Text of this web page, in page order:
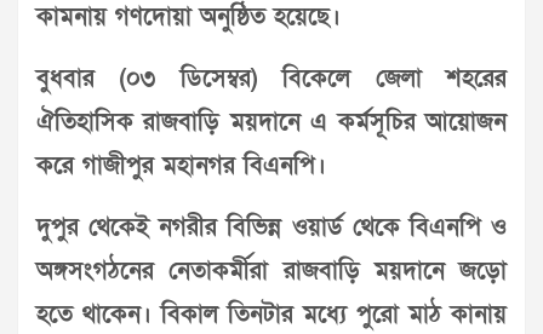
কামনায় গণদোয়া অনুষ্ঠিত হয়েছে।
বুধবার (০৩ ডিসেম্বর) বিকেলে জেলা শহরের
ঐতিহাসিক রাজবাড়ি ময়দানে এ কর্মসূচির আয়োজন
করে গাজীপুর মহানগর বিএনপি।
দুপুর থেকেই নগরীর বিভিন্ন ওয়ার্ড থেকে বিএনপি ও
অঙ্গসংগঠনের নেতাকর্মীরা রাজবাড়ি ময়দানে জড়ো
হতে থাকেন। বিকাল তিনটার মধ্যে পুরো মাঠ কানায়